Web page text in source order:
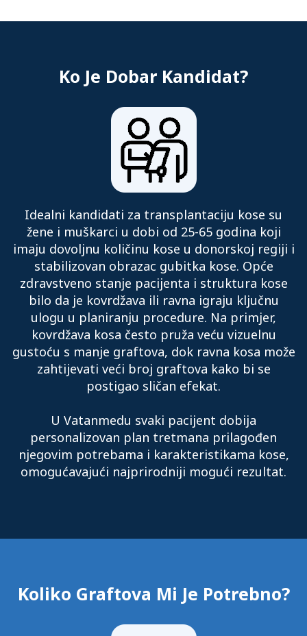
Ko Je Dobar Kandidat?
Idealni kandidati za transplantaciju kose su
žene i muškarci u dobi od 25-65 godina koji
imaju dovoljnu količinu kose u donorskoj regiji i
stabilizovan obrazac gubitka kose. Opće
zdravstveno stanje pacijenta i struktura kose
bilo da je kovrdžava ili ravna igraju ključnu
ulogu u planiranju procedure. Na primjer,
kovrdžava kosa često pruža veću vizuelnu
gustoću s manje graftova, dok ravna kosa može
zahtijevati veći broj graftova kako bi se
postigao sličan efekat.
U Vatanmedu svaki pacijent dobija
personalizovan plan tretmana prilagođen
njegovim potrebama i karakteristikama kose,
omogućavajući najprirodniji mogući rezultat.
Koliko Graftova Mi Je Potrebno?